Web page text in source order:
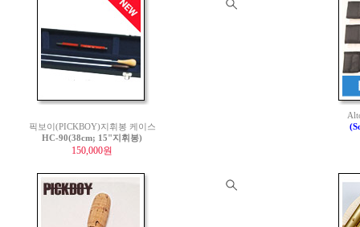
픽보이(PICKBOY)지휘봉 케이스
HC-90(38cm; 15"지휘봉)
150,000원